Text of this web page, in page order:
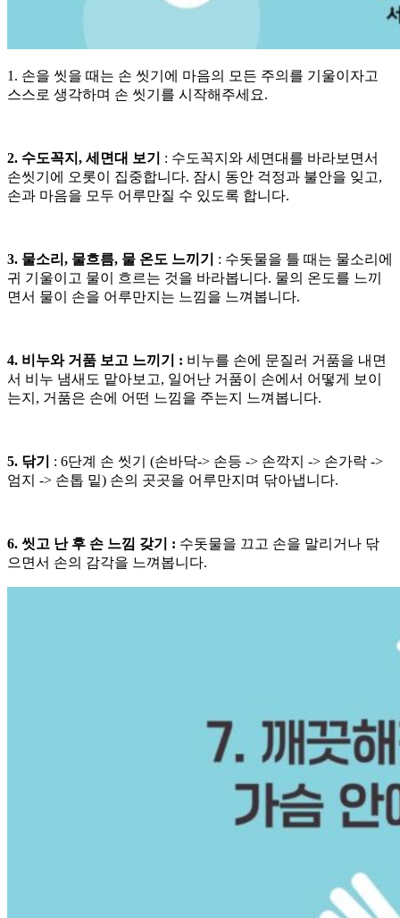
1. 손을 씻을 때는 손 씻기에 마음의 모든 주의를 기울이자고
스스로 생각하며 손 씻기를 시작해주세요.
2. 수도꼭지, 세면대 보기
: 수도꼭지와 세면대를 바라보면서
손씻기에 오롯이 집중합니다. 잠시 동안 걱정과 불안을 잊고,
손과 마음을 모두 어루만질 수 있도록 합니다.
3. 물소리, 물흐름, 물 온도 느끼기
: 수돗물을 틀 때는 물소리에
귀 기울이고 물이 흐르는 것을 바라봅니다. 물의 온도를 느끼
면서 물이 손을 어루만지는 느낌을 느껴봅니다.
4. 비누와 거품 보고 느끼기 : 비누를 손에 문질러 거품을 내면
서 비누 냄새도 맡아보고, 일어난 거품이 손에서 어떻게 보이
는지, 거품은 손에 어떤 느낌을 주는지 느껴봅니다.
5. 닦기
: 6단계 손 씻기 (손바닥-> 손등 -> 손깍지 -> 손가락 ->
엄지 -> 손톱 밑) 손의 곳곳을 어루만지며 닦아냅니다.
6. 씻고 난 후 손 느낌 갖기 : 수돗물을 끄고 손을 말리거나 닦
으면서 손의 감각을 느껴봅니다.